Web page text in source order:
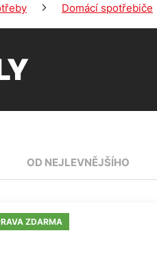
Domácí spotřebiče
OD NEJLEVNĚJŠÍHO
ZDARMA